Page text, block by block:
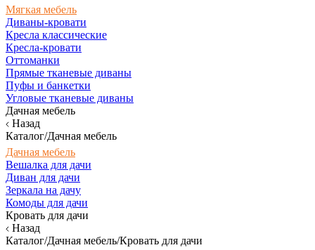
Мягкая мебель
Диваны-кровати
Кресла классические
Кресла-кровати
Оттоманки
Прямые тканевые диваны
Пуфы и банкетки
Угловые тканевые диваны
Дачная мебель
Назад
Каталог/Дачная мебель
Дачная мебель
Вешалка для дачи
Диван для дачи
Зеркала на дачу
Комоды для дачи
Кровать для дачи
Назад
Каталог/Дачная мебель/Кровать для дачи